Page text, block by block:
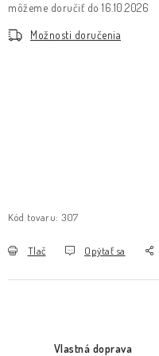
16.10.2026
Možnosti doručenia
Kód tovaru: 307
Tlač Opýtať sa
Vlastná doprava